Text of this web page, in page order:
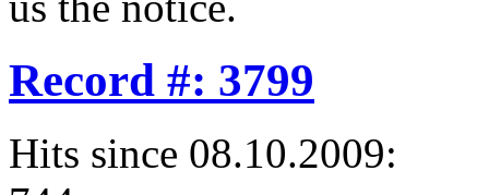
Record #: 3799
Hits since 08.10.2009: